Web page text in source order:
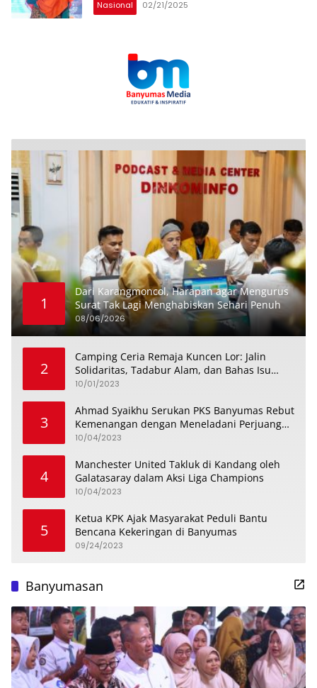
Nasional 02/21/2025
1
Dari Karangmoncol, Harapan agar Mengurus
Surat Tak Lagi Menghabiskan Sehari Penuh
08/06/2026
2
Camping Ceria Remaja Kuncen Lor: Jalin
Solidaritas, Tadabur Alam, dan Bahas Isu
Keremajaan
10/01/2023
3
Ahmad Syaikhu Serukan PKS Banyumas Rebut
Kemenangan dengan Meneladani Perjuangan
Soedirman
10/04/2023
4
Manchester United Takluk di Kandang oleh
Galatasaray dalam Aksi Liga Champions
10/04/2023
5
Ketua KPK Ajak Masyarakat Peduli Bantu
Bencana Kekeringan di Banyumas
09/24/2023
Banyumasan